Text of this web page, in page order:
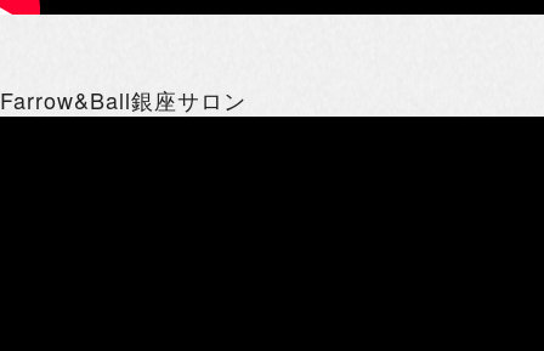
Farrow&Ball銀座サロン